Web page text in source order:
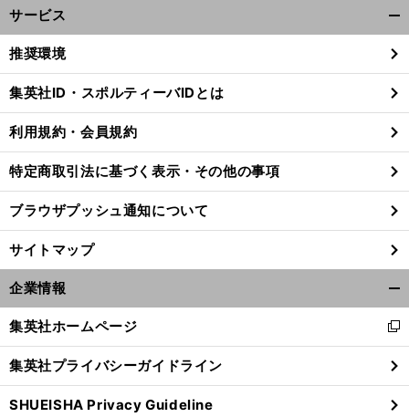
43 。
98 。
サービス
閉
る
推奨環境
集英社ID・スポルティーバIDとは
利用規約・会員規約
特定商取引法に基づく表示・その他の事項
ブラウザプッシュ通知について
サイトマップ
企業情報
閉
る
集英社ホームページ
新
し
い
ウ
ィ
集英社プライバシーガイドライン
SHUEISHA Privacy Guideline